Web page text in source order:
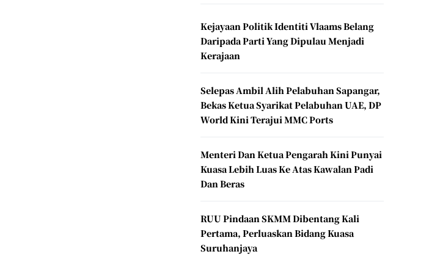
Kejayaan Politik Identiti Vlaams Belang
Daripada Parti Yang Dipulau Menjadi
Kerajaan
Selepas Ambil Alih Pelabuhan Sapangar,
Bekas Ketua Syarikat Pelabuhan UAE, DP
World Kini Terajui MMC Ports
Menteri Dan Ketua Pengarah Kini Punyai
Kuasa Lebih Luas Ke Atas Kawalan Padi
Dan Beras
RUU Pindaan SKMM Dibentang Kali
Pertama, Perluaskan Bidang Kuasa
Suruhanjaya